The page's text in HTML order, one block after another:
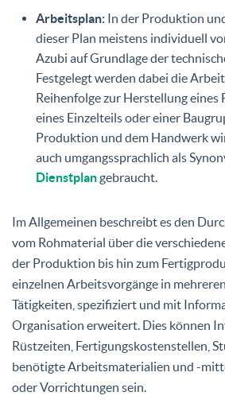
Arbeitsplan: In der Produktion
dieser Plan meistens individuell
Azubi auf Grundlage der
Festgelegt werden dabei die
Reihenfolge zur Herstellung eines
eines Einzelteils oder einer
Produktion und dem Handwerk
auch umgangssprachlich als
Dienstplangebraucht.
Im Allgemeinen beschreibt es den
vom Rohmaterial über die
der Produktion bis hin zum
einzelnen Arbeitsvorgänge in
Tätigkeiten, spezifiziert und mit
Organisation erweitert. Dies können
Rüstzeiten, Fertigungskostenstellen,
benötigte Arbeitsmaterialien und -
oder Vorrichtungen sein.